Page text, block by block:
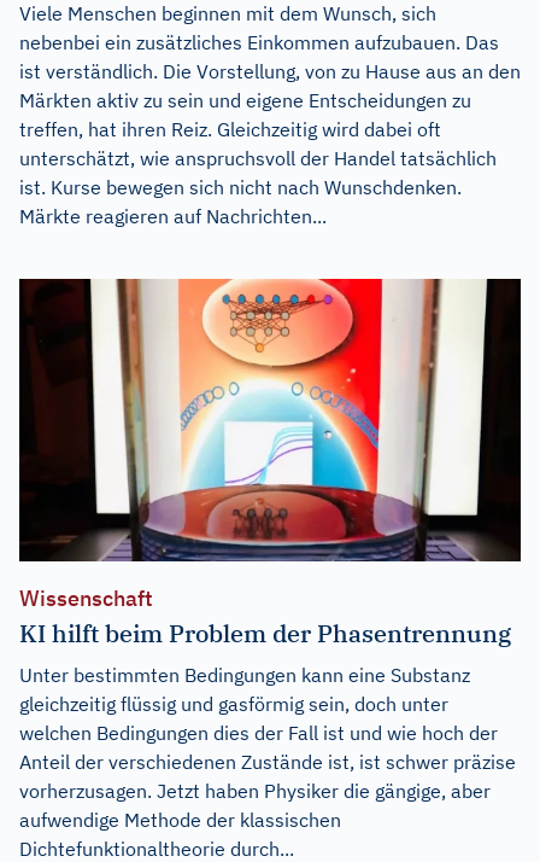
Viele Menschen beginnen mit dem Wunsch, sich
nebenbei ein zusätzliches Einkommen aufzubauen. Das
ist verständlich. Die Vorstellung, von zu Hause aus an den
Märkten aktiv zu sein und eigene Entscheidungen zu
treffen, hat ihren Reiz. Gleichzeitig wird dabei oft
unterschätzt, wie anspruchsvoll der Handel tatsächlich
ist. Kurse bewegen sich nicht nach Wunschdenken.
Märkte reagieren auf Nachrichten...
Wissenschaft
KI hilft beim Problem der Phasentrennung
Unter bestimmten Bedingungen kann eine Substanz
gleichzeitig flüssig und gasförmig sein, doch unter
welchen Bedingungen dies der Fall ist und wie hoch der
Anteil der verschiedenen Zustände ist, ist schwer präzise
vorherzusagen. Jetzt haben Physiker die gängige, aber
aufwendige Methode der klassischen
Dichtefunktionaltheorie durch...